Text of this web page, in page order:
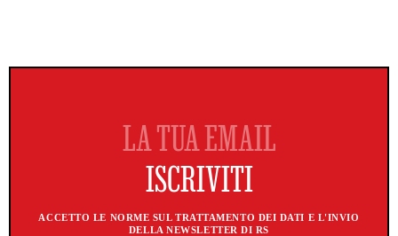
ACCETTO LE NORME SUL TRATTAMENTO DEI DATI E L'INVIO
DELLA NEWSLETTER DI RS